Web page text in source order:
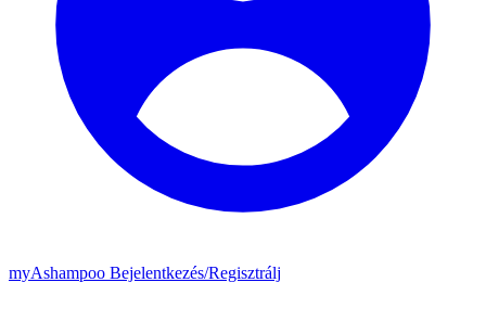
myAshampoo Bejelentkezés/Regisztrálj